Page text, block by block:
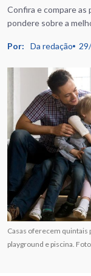
Confira e compare as
pondere sobre a
Por: Da redação
Casas oferecem
playground e piscina.